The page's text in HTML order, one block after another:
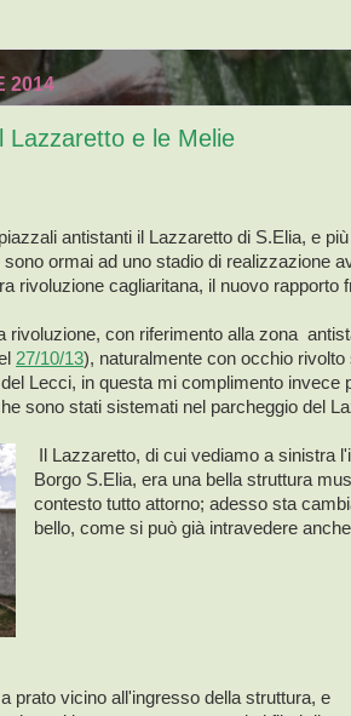
2014
Lazzaretto e le Melie
antistanti il Lazzaretto di S.Elia, e
ormai ad uno stadio di realizzazione
rivoluzione cagliaritana, il nuovo rapporto
rivoluzione, con riferimento alla zona
27/10/13), naturalmente con occhio
Lecci, in questa mi complimento invece
sono stati sistemati nel parcheggio del
Il Lazzaretto, di cui vediamo a sinistra
Borgo S.Elia, era una bella struttura
contesto tutto attorno; adesso sta
bello, come si può già intravedere
prato vicino all'ingresso della struttura, e